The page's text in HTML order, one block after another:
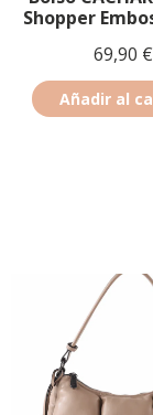
Shopper
69,90 €
Añadir al